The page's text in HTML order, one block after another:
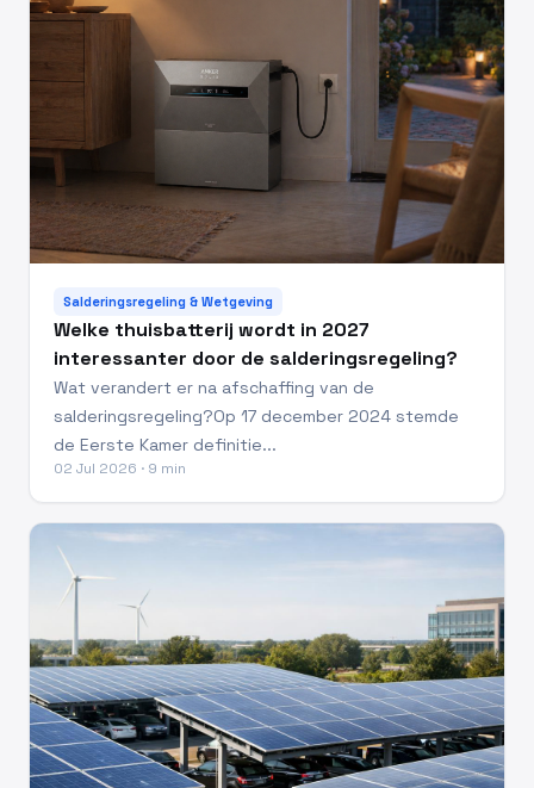
Salderingsregeling & Wetgeving
Welke thuisbatterij wordt in 2027
interessanter door de salderingsregeling?
Wat verandert er na afschaffing van de
salderingsregeling?Op 17 december 2024 stemde
de Eerste Kamer definitie...
02 Jul 2026 · 9 min